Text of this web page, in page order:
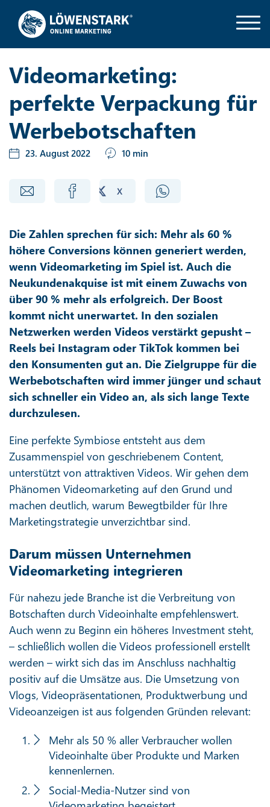
Videomarketing:
perfekte Verpackung für
Werbebotschaften
23. August 2022 10 min
Die Zahlen sprechen für sich: Mehr als 60 %
höhere Conversions können generiert werden,
wenn Videomarketing im Spiel ist. Auch die
Neukundenakquise ist mit einem Zuwachs von
über 90 % mehr als erfolgreich. Der Boost
kommt nicht unerwartet. In den sozialen
Netzwerken werden Videos verstärkt gepusht –
Reels bei Instagram oder TikTok kommen bei
den Konsumenten gut an. Die Zielgruppe für die
Werbebotschaften wird immer jünger und schaut
sich schneller ein Video an, als sich lange Texte
durchzulesen.
Eine perfekte Symbiose entsteht aus dem
Zusammenspiel von geschriebenem Content,
unterstützt von attraktiven Videos. Wir gehen dem
Phänomen Videomarketing auf den Grund und
machen deutlich, warum Bewegtbilder für Ihre
Marketingstrategie unverzichtbar sind.
Darum müssen Unternehmen
Videomarketing integrieren
Für nahezu jede Branche ist die Verbreitung von
Botschaften durch Videoinhalte empfehlenswert.
Auch wenn zu Beginn ein höheres Investment steht,
– schließlich wollen die Videos professionell erstellt
werden – wirkt sich das im Anschluss nachhaltig
positiv auf die Umsätze aus. Die Umsetzung von
Vlogs, Videopräsentationen, Produktwerbung und
Videoanzeigen ist aus folgenden Gründen relevant:
Mehr als 50 % aller Verbraucher wollen
Videoinhalte über Produkte und Marken
kennenlernen.
Social-Media-Nutzer sind von